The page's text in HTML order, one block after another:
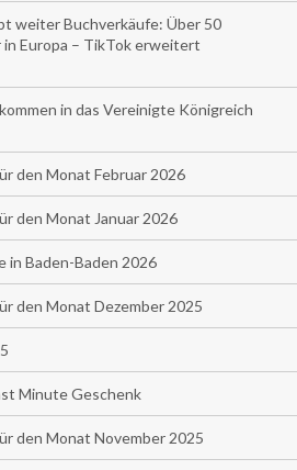
weiter Buchverkäufe: Über 50
Europa – TikTok erweitert
in das Vereinigte Königreich
den Monat Februar 2026
den Monat Januar 2026
in Baden-Baden 2026
den Monat Dezember 2025
Minute Geschenk
den Monat November 2025